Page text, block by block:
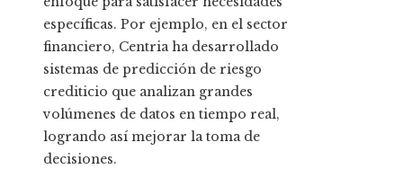
específicas. Por ejemplo, en el sector
financiero, Centria ha desarrollado
sistemas de predicción de riesgo
crediticio que analizan grandes
volúmenes de datos en tiempo real,
logrando así mejorar la toma de
decisiones.